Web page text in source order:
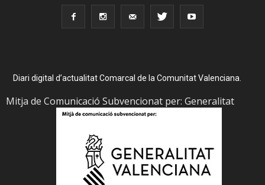
Diari digital d’actualitat Comarcal de la Comunitat Valenciana.
Mitja de Comunicació Subvencionat per: Generalitat